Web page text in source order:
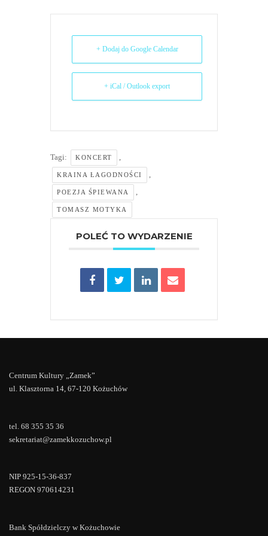
+ Dodaj do Google Calendar
+ iCal / Outlook export
Tagi: KONCERT ,
KRAINA ŁAGODNOŚCI ,
POEZJA ŚPIEWANA ,
TOMASZ MOTYKA
POLEĆ TO WYDARZENIE
Centrum Kultury „Zamek”
ul. Klasztorna 14, 67-120 Kożuchów
tel. 68 355 35 36
sekretariat@zamekkozuchow.pl
NIP 925-15-36-837
REGON 970614231
Bank Spółdzielczy w Kożuchowie